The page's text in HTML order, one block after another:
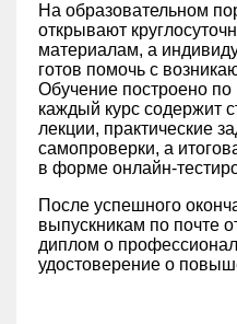
На образовательном
открывают
материалам, а
готов помочь с
Обучение построено
каждый курс содержит
лекции, практические
самопроверки, а
в форме онлайн-
После успешного
выпускникам по почте
диплом о
удостоверение о